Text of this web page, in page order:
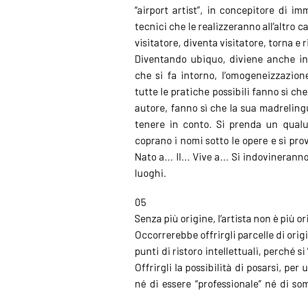
“airport artist”, in concepitore di
tecnici che le realizzeranno all’altro
visitatore, diventa visitatore, torna e
Diventando ubiquo, diviene anche
che si fa intorno,
tutte le pratiche possibili fanno sì
autore, fanno sì che la sua
tenere in conto. Si prenda un
coprano i nomi sotto le opere e si
Nato a… Il… Vive a… Si
luoghi.
05
Senza più origine, l’artista non è più
Occorrerebbe offrirgli parcelle di
punti di ristoro intellettuali, perché si
Offrirgli la possibilità di posarsi, per
né di essere “professionale” né di